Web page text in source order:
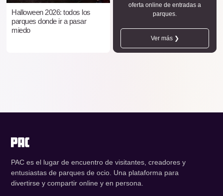
Halloween 2026: todos los
parques donde ir a pasar
miedo
oferta online de entradas a
parques.
Ver más ❯
PAC es el lugar de encuentro de visitantes, creadores y
entusiastas de parques de ocio. Una plataforma para
divertirse y compartir online y en persona.